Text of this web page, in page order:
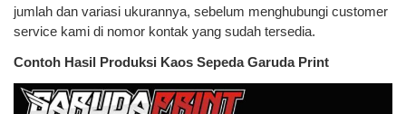
jumlah dan variasi ukurannya, sebelum menghubungi customer
service kami di nomor kontak yang sudah tersedia.
Contoh Hasil Produksi Kaos Sepeda Garuda Print